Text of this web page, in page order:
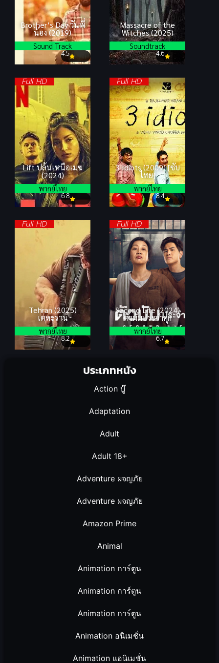
ประเภทหนัง
Action บู๊
Adaptation
Adult
Adult 18+
Adventure ผจญภัย
Adventure ผจญภัย
Amazon Prime
Animal
Animation การ์ตูน
Animation การ์ตูน
Animation การ์ตูน
Animation อนิเมชั่น
Animation แอนิเมชั่น
Brother’s Day วันพี่
น้อง (2019)
4.5
Sound Track
Massacre of the
Witches (2025)
4.6
Soundtrack
Full HD
Lift ปล้นเหนือเมฆ
(2024)
6.8
พากย์ไทย
Full HD
3 Idiots (2009) [ซับ
ไทย]
8.4
พากย์ไทย
Full HD
Tehran (2025)
เตหะราน
8.2
พากย์ไทย
Full HD
Second Life (2024)
ตัวมัมประจำคุก
6.7
พากย์ไทย